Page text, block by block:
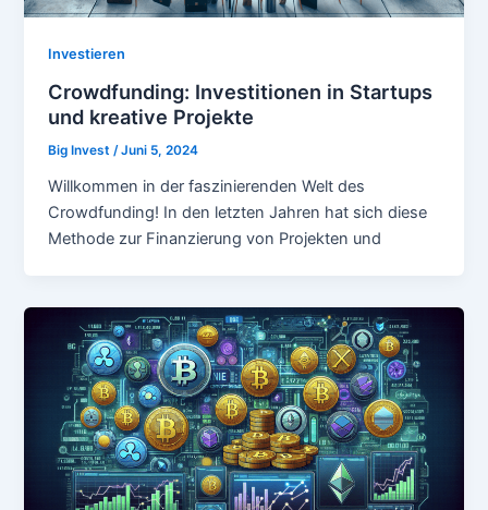
Investieren
Crowdfunding: Investitionen in Startups
und kreative Projekte
Big Invest/Juni 5, 2024
Willkommen in der faszinierenden Welt des
Crowdfunding! In den letzten Jahren hat sich diese
Methode zur Finanzierung von Projekten und